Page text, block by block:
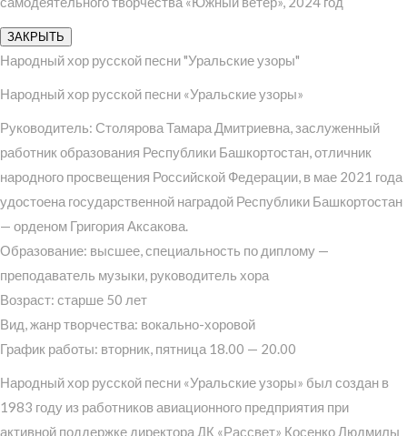
ЗАКРЫТЬ
Народный хор русской песни "Уральские узоры"
Народный хор русской песни «Уральские узоры»
Руководитель: Столярова Тамара Дмитриевна, заслуженный
работник образования Республики Башкортостан, отличник
народного просвещения Российской Федерации, в мае 2021 года
удостоена государственной наградой Республики Башкортостан
— орденом Григория Аксакова.
Образование: высшее, специальность по диплому —
преподаватель музыки, руководитель хора
Возраст: старше 50 лет
Вид, жанр творчества: вокально-хоровой
График работы: вторник, пятница 18.00 — 20.00
Народный хор русской песни «Уральские узоры» был создан в
1983 году из работников авиационного предприятия при
активной поддержке директора ДК «Рассвет» Косенко Людмилы